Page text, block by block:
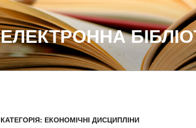
ЕЛЕКТРОННА
КАТЕГОРІЯ: ЕКОНОМІЧНІ ДИСЦИПЛІНИ